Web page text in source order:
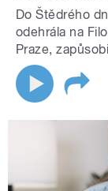
Do Štědrého
odehrála na
Praze,